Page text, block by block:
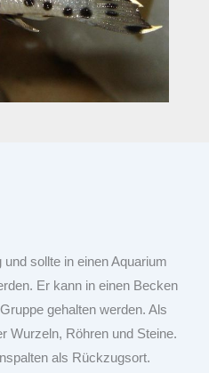
sollte in einen Aquarium
Er kann in einen Becken
gehalten werden. Als
Wurzeln, Röhren und Steine.
als Rückzugsort.